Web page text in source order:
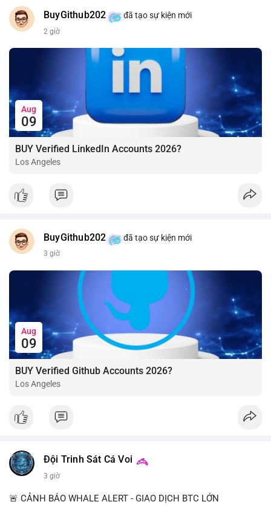
BuyGithub202 đã tạo sự kiện mới
2 giờ
Aug
09
BUY Verified LinkedIn Accounts 2026?
Los Angeles
BuyGithub202 đã tạo sự kiện mới
3 giờ
Aug
09
BUY Verified Github Accounts 2026?
Los Angeles
Đội Trinh Sát Cá Voi
3 giờ
🚨 CẢNH BÁO WHALE ALERT - GIAO DỊCH BTC LỚN